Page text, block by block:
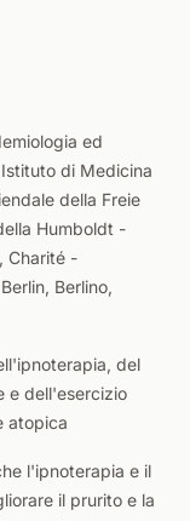
ed
di Medicina
della Freie
Humboldt -
Charité -
Berlino,
del
e dell'esercizio
atopica
l'ipnoterapia e il
il prurito e la